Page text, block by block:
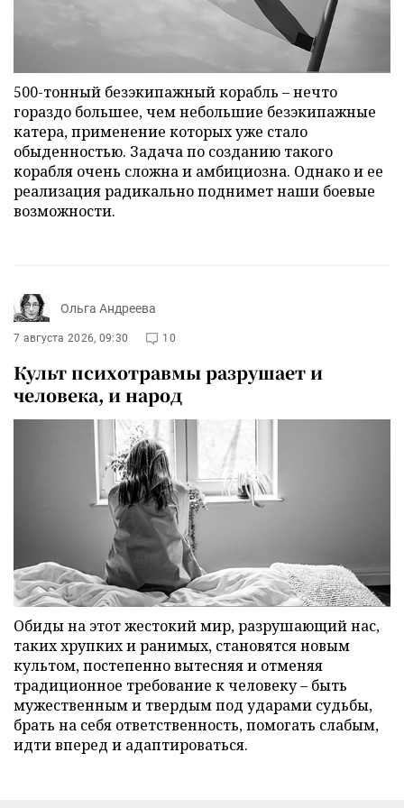
500-тонный безэкипажный корабль – нечто
гораздо большее, чем небольшие безэкипажные
катера, применение которых уже стало
обыденностью. Задача по созданию такого
корабля очень сложна и амбициозна. Однако и ее
реализация радикально поднимет наши боевые
возможности.
Ольга Андреева
7 августа 2026, 09:30 10
Культ психотравмы разрушает и
человека, и народ
Обиды на этот жестокий мир, разрушающий нас,
таких хрупких и ранимых, становятся новым
культом, постепенно вытесняя и отменяя
традиционное требование к человеку – быть
мужественным и твердым под ударами судьбы,
брать на себя ответственность, помогать слабым,
идти вперед и адаптироваться.